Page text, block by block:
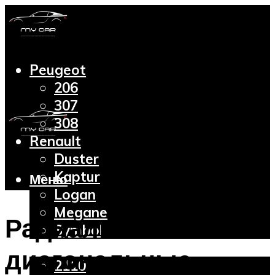
Peugeot
206
307
308
Renault
Duster
Kaptur
Logan
Megane
Symbol
Lada
2110
Меню
Радиальные и
диагональные